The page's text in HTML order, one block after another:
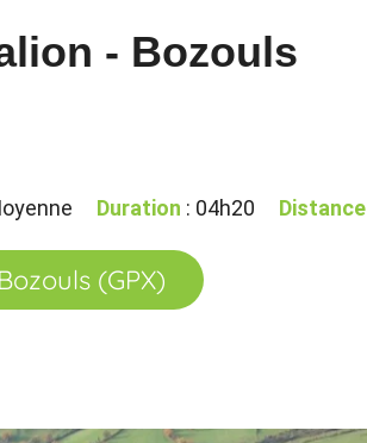
- Bozouls
Duration : 04h20 Distance
(GPX)